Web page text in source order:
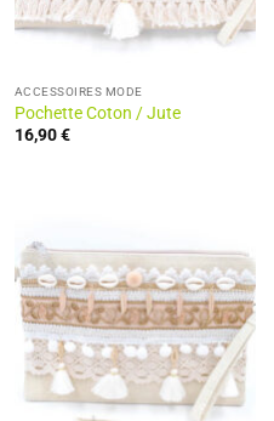
ACCESSOIRES MODE
Pochette Coton / Jute
16,90€